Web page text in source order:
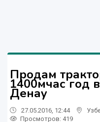
Продам
1400мчас год
Денау
27.05.2016, 12:44
Просмотров: 419